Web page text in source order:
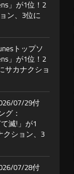
」が1位！2
ン、3位に
トップソ
」が1位！2
サカナクショ
07/29付
グ：
滅!」が1
クション、3
07/28付